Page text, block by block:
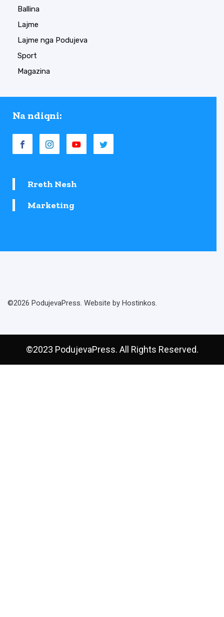
Ballina
Lajme
Lajme nga Podujeva
Sport
Magazina
Na ndiqni:
Rreth Nesh
Marketing
©2026 PodujevaPress. Website by Hostinkos.
©2023 PodujevaPress. All Rights Reserved.